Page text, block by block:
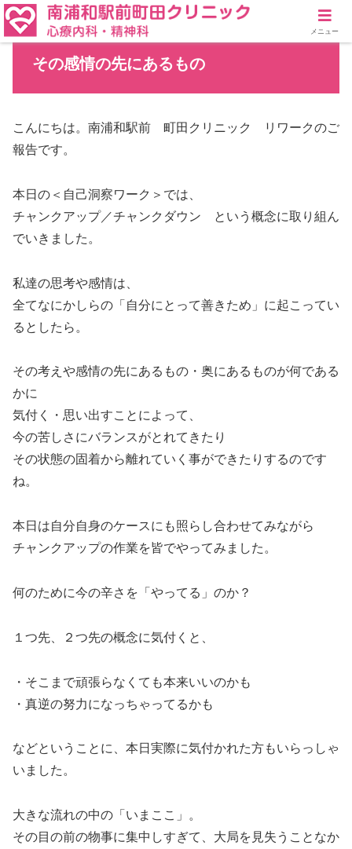
その感情の先にあるもの
こんにちは。南浦和駅前 町田クリニック リワークのご
報告です。
本日の＜自己洞察ワーク＞では、
チャンクアップ／チャンクダウン という概念に取り組ん
でいきました。
私達の思考や感情は、
全てなにかしらの「自分にとって善きため」に起こってい
るとしたら。
その考えや感情の先にあるもの・奥にあるものが何である
かに
気付く・思い出すことによって、
今の苦しさにバランスがとれてきたり
その状態の固着から離れていく事ができたりするのです
ね。
本日は自分自身のケースにも照らし合わせてみながら
チャンクアップの作業を皆でやってみました。
何のために今の辛さを「やってる」のか？
１つ先、２つ先の概念に気付くと、
・そこまで頑張らなくても本来いいのかも
・真逆の努力になっちゃってるかも
などということに、本日実際に気付かれた方もいらっしゃ
いました。
大きな流れの中の「いまここ」。
その目の前の物事に集中しすぎて、大局を見失うことなか
メニュー